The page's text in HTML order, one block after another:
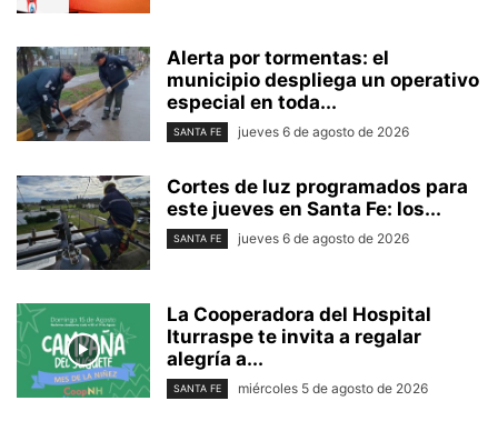
Alerta por tormentas: el
municipio despliega un operativo
especial en toda...
SANTA FE jueves 6 de agosto de 2026
Cortes de luz programados para
este jueves en Santa Fe: los...
SANTA FE jueves 6 de agosto de 2026
La Cooperadora del Hospital
Iturraspe te invita a regalar
alegría a...
SANTA FE miércoles 5 de agosto de 2026